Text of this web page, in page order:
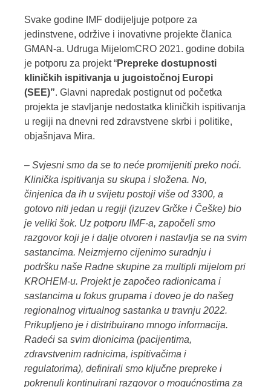
Svake godine IMF dodijeljuje potpore za
jedinstvene, održive i inovativne projekte članica
GMAN-a. Udruga MijelomCRO 2021. godine dobila
je potporu za projekt “Prepreke dostupnosti
kliničkih ispitivanja u jugoistočnoj Europi
(SEE)”. Glavni napredak postignut od početka
projekta je stavljanje nedostatka kliničkih ispitivanja
u regiji na dnevni red zdravstvene skrbi i politike,
objašnjava Mira.
– Svjesni smo da se to neće promijeniti preko noći.
Klinička ispitivanja su skupa i složena. No,
činjenica da ih u svijetu postoji više od 3300, a
gotovo niti jedan u regiji (izuzev Grčke i Češke) bio
je veliki šok. Uz potporu IMF-a, započeli smo
razgovor koji je i dalje otvoren i nastavlja se na svim
sastancima. Neizmjerno cijenimo suradnju i
podršku naše Radne skupine za multipli mijelom pri
KROHEM-u. Projekt je započeo radionicama i
sastancima u fokus grupama i doveo je do našeg
regionalnog virtualnog sastanka u travnju 2022.
Prikupljeno je i distribuirano mnogo informacija.
Radeći sa svim dionicima (pacijentima,
zdravstvenim radnicima, ispitivačima i
regulatorima), definirali smo ključne prepreke i
pokrenuli kontinuirani razgovor o mogućnostima za